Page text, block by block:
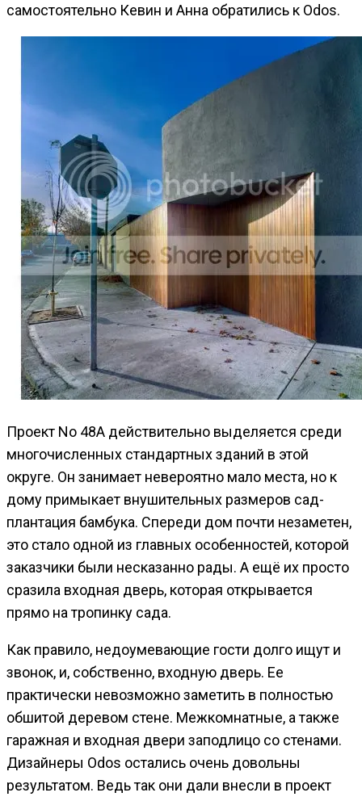
самостоятельно Кевин и Анна обратились к Odos.
Проект No 48A действительно выделяется среди
многочисленных стандартных зданий в этой
округе. Он занимает невероятно мало места, но к
дому примыкает внушительных размеров сад-
плантация бамбука. Спереди дом почти незаметен,
это стало одной из главных особенностей, которой
заказчики были несказанно рады. А ещё их просто
сразила входная дверь, которая открывается
прямо на тропинку сада.
Как правило, недоумевающие гости долго ищут и
звонок, и, собственно, входную дверь. Ее
практически невозможно заметить в полностью
обшитой деревом стене. Межкомнатные, а также
гаражная и входная двери заподлицо со стенами.
Дизайнеры Odos остались очень довольны
результатом. Ведь так они дали внесли в проект